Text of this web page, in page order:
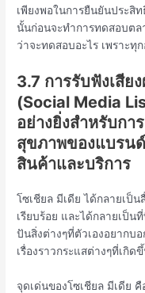
เพียงพอในการยืนยันประสิ
นั้นก่อนจะทำการทดสอบต
ว่าจะทดสอบอะไร เพราะทุ
3.7 การรับฟังเสีย
(Social Media
อย่างยิ่งสำหรับกา
สุขภาพของแบรน
สินค้าและบริการ
โซเชียล มีเดีย ได้กลายเป็
เรียบร้อย และได้กลายเป็
ปันสิ่งต่างๆที่ตัวเองอยากบ
เรื่องราวกระแสต่างๆที่เกิด
จุดเด่นของโซเชียล มีเดีย